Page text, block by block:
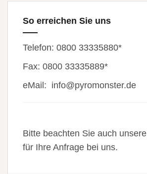
So erreichen Sie uns
Telefon: 0800 33335880*
Fax: 0800 33335889*
eMail: info@pyromonster.de
Bitte beachten Sie auch unsere
für Ihre Anfrage bei uns.